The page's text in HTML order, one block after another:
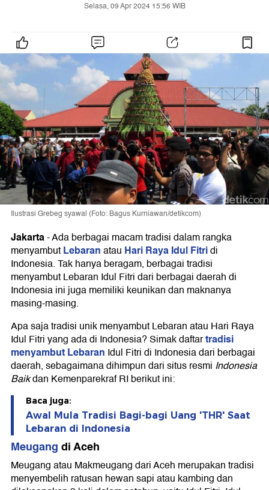
Selasa, 09 Apr 2024 15:56 WIB
Ilustrasi Grebeg syawal (Foto: Bagus Kurniawan/detikcom)
Jakarta-Ada berbagai macam tradisi dalam rangka
menyambutLebaranatau Hari Raya Idul Fitridi
Indonesia. Tak hanya beragam, berbagai tradisi
menyambut Lebaran Idul Fitri dari berbagai daerah di
Indonesia ini juga memiliki keunikan dan maknanya
masing-masing.
Apa saja tradisi unik menyambut Lebaran atau Hari Raya
Idul Fitri yang ada di Indonesia? Simak daftartradisi
menyambut Lebaran Idul Fitri di Indonesia dari berbagai
daerah, sebagaimana dihimpun dari situs resmi Indonesia
Baikdan Kemenparekraf RI berikut ini:
Baca juga:
Awal Mula Tradisi Bagi-bagi Uang 'THR' Saat
Lebaran di Indonesia
Meugang di Aceh
Meugang atau Makmeugang dari Aceh merupakan tradisi
menyembelih ratusan hewan sapi atau kambing dan